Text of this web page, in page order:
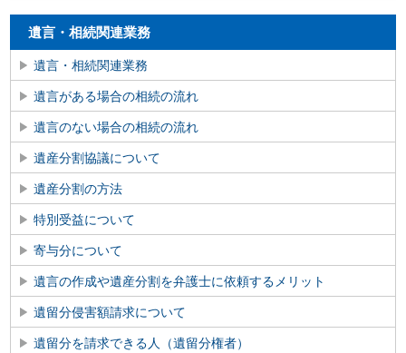
遺言・相続関連業務
遺言・相続関連業務
遺言がある場合の相続の流れ
遺言のない場合の相続の流れ
遺産分割協議について
遺産分割の方法
特別受益について
寄与分について
遺言の作成や遺産分割を弁護士に依頼するメリット
遺留分侵害額請求について
遺留分を請求できる人（遺留分権者）